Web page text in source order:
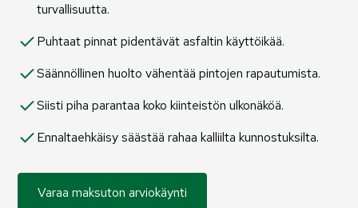
turvallisuutta.
Puhtaat pinnat pidentävät asfaltin käyttöikää.
Säännöllinen huolto vähentää pintojen rapautumista.
Siisti piha parantaa koko kiinteistön ulkonäköä.
Ennaltaehkäisy säästää rahaa kalliilta kunnostuksilta.
Varaa maksuton arviokäynti